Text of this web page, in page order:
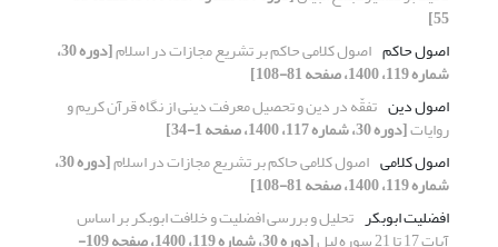
55]
اصول حاکم اصول کلامی حاکم بر تشریع مجازات‌ در اسلام [دوره 30،
شماره 119، 1400، صفحه 81-108]
اصول دین تفقّه در دین و تحصیل معرفت دینی از نگاه قرآن کریم و
روایات[دوره 30، شماره 117، 1400، صفحه 1-34]
اصول کلامی اصول کلامی حاکم بر تشریع مجازات‌ در اسلام [دوره 30،
شماره 119، 1400، صفحه 81-108]
افضلیت ابوبکر تحلیل و بررسی افضلیت و خلافت ابوبکر بر اساس
آیات 17 تا 21 سوره لیل [دوره 30، شماره 119، 1400، صفحه 109-